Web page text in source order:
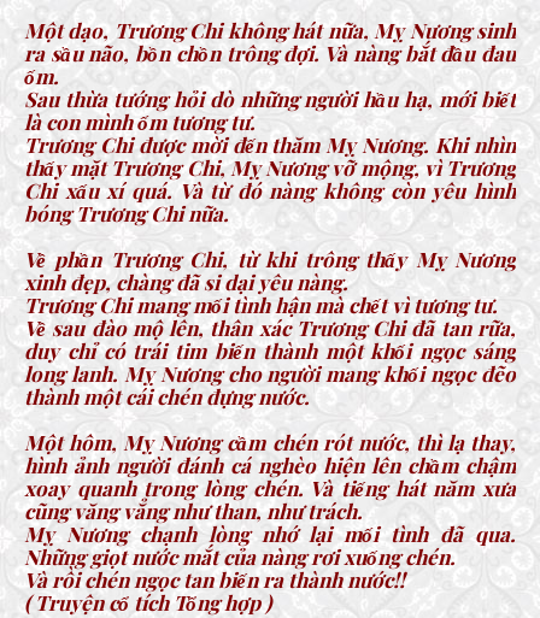
Một dạo, Trương Chi không hát nữa, Mỵ Nương sinh
ra sầu não, bồn chồn trông đợi. Và nàng bắt đầu đau
ốm.
Sau thừa tướng hỏi dò những người hầu hạ, mới biết
là con mình ốm tương tư.
Trương Chi được mời đến thăm Mỵ Nương. Khi nhìn
thấy mặt Trương Chi, Mỵ Nương vỡ mộng, vì Trương
Chi xấu xí quá. Và từ đó nàng không còn yêu hình
bóng Trương Chi nữa.
Về phần Trương Chi, từ khi trông thấy Mỵ Nương
xinh đẹp, chàng đã si dại yêu nàng.
Trương Chi mang mối tình hận mà chết vì tương tư.
Về sau đào mộ lên, thân xác Trương Chi đã tan rữa,
duy chỉ có trái tim biến thành một khối ngọc sáng
long lanh. Mỵ Nương cho người mang khối ngọc đẽo
thành một cái chén đựng nước.
Một hôm, Mỵ Nương cầm chén rót nước, thì lạ thay,
hình ảnh người đánh cá nghèo hiện lên chầm chậm
xoay quanh trong lòng chén. Và tiếng hát năm xưa
cũng văng vẳng như than, như trách.
Mỵ Nương chạnh lòng nhớ lại mối tình đã qua.
Những giọt nước mắt của nàng rơi xuống chén.
Và rồi chén ngọc tan biến ra thành nước!!
( Truyện cổ tích Tổng hợp )